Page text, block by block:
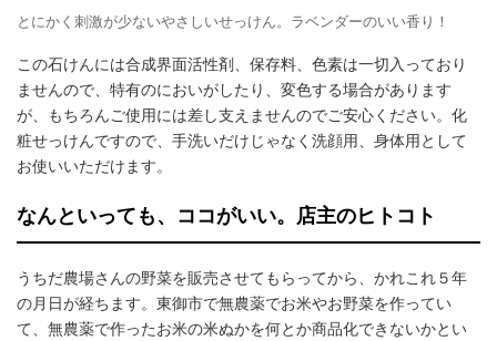
とにかく刺激が少ないやさしいせっけん。ラベンダーのいい香り！
この石けんには合成界面活性剤、保存料、色素は一切入っており
ませんので、特有のにおいがしたり、変色する場合があります
が、もちろんご使用には差し支えませんのでご安心ください。化
粧せっけんですので、手洗いだけじゃなく洗顔用、身体用として
お使いいただけます。
なんといっても、ココがいい。店主のヒトコト
うちだ農場さんの野菜を販売させてもらってから、かれこれ５年
の月日が経ちます。東御市で無農薬でお米やお野菜を作ってい
て、無農薬で作ったお米の米ぬかを何とか商品化できないかとい